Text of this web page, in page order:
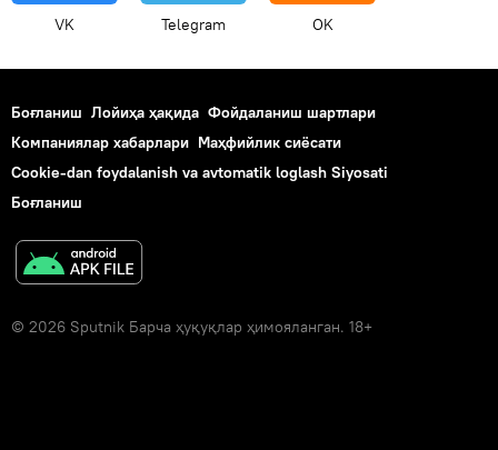
VK Telegram OK
Боғланиш Лойиҳа ҳақида Фойдаланиш шартлари
Компаниялар хабарлари Маҳфийлик сиёсати
Cookie-dan foydalanish va avtomatik loglash Siyosati
Боғланиш
© 2026 Sputnik Барча ҳуқуқлар ҳимояланган. 18+